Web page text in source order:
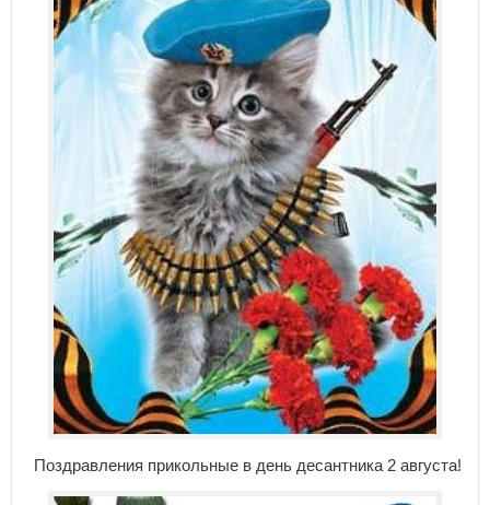
Поздравления прикольные в день десантника 2 августа!